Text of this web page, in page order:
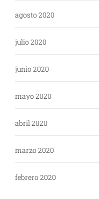
agosto 2020
julio 2020
junio 2020
mayo 2020
abril 2020
marzo 2020
febrero 2020